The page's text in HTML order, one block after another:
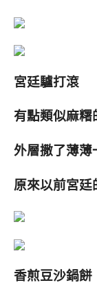
宮廷驢打滾
有點類似麻糬
外層撒了薄薄
原來以前宮廷
香煎豆沙鍋餅